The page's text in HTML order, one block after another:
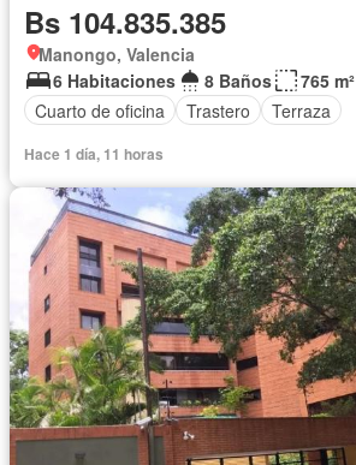
Bs 104.835.385
Manongo, Valencia
6 Habitaciones
8 Baños
765 m²
Cuarto de oficina
Trastero Terraza
Hace 1 día, 11 horas